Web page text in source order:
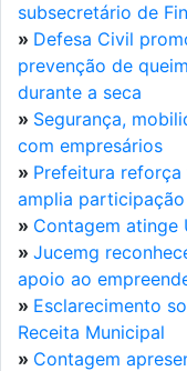
subsecretário de
» Defesa Civil
prevenção de
durante a seca
» Segurança,
com empresários
» Prefeitura
amplia
» Contagem atinge
» Jucemg
apoio ao
» Esclarecimento
Receita Municipal
» Contagem